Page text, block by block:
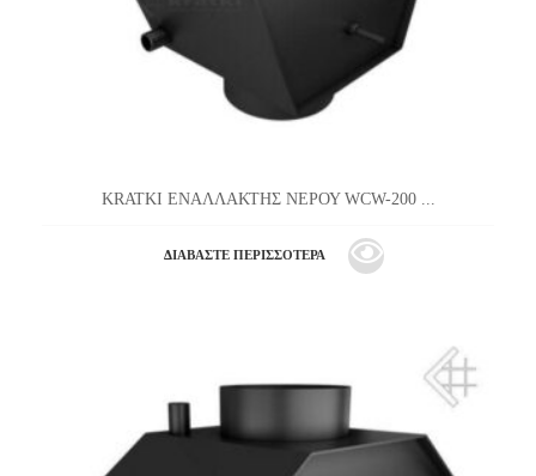
KRATKI ΕΝΑΛΛΑΚΤΗΣ ΝΕΡΟΥ WCW-200 ...
ΔΙΑΒΆΣΤΕ ΠΕΡΙΣΣΌΤΕΡΑ